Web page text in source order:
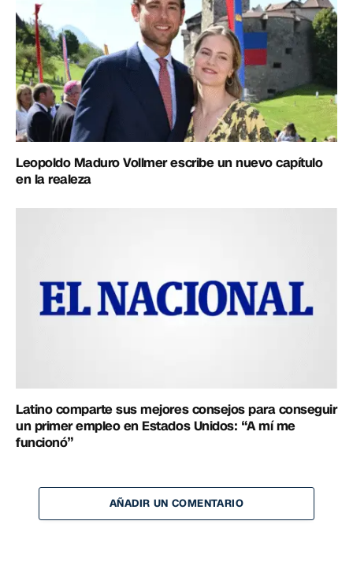
Leopoldo Maduro Vollmer escribe un nuevo capítulo
en la realeza
Latino comparte sus mejores consejos para conseguir
un primer empleo en Estados Unidos: “A mí me
funcionó”
AÑADIR UN COMENTARIO